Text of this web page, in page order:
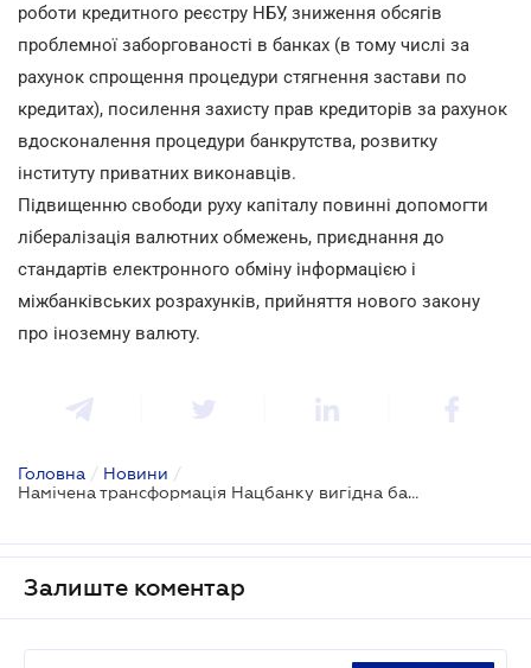
роботи кредитного реєстру НБУ, зниження обсягів
проблемної заборгованості в банках (в тому числі за
рахунок спрощення процедури стягнення застави по
кредитах), посилення захисту прав кредиторів за рахунок
вдосконалення процедури банкрутства, розвитку
інституту приватних виконавців.
Підвищенню свободи руху капіталу повинні допомогти
лібералізація валютних обмежень, приєднання до
стандартів електронного обміну інформацією і
міжбанківських розрахунків, прийняття нового закону
про іноземну валюту.
Головна / Новини /
Намічена трансформація Нацбанку вигідна багатьом економічним суб'єктам
Залиште коментар